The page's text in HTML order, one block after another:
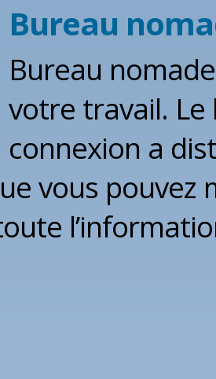
Bureau
Bureau
votre travail.
connexion a
vous pouvez